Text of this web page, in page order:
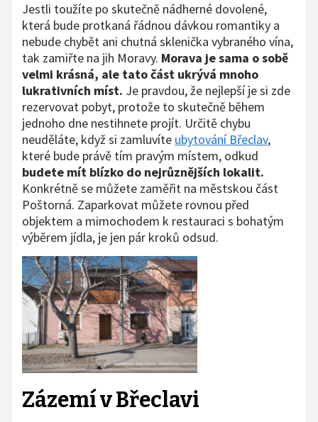
Jestli toužíte po skutečně nádherné dovolené,
která bude protkaná řádnou dávkou romantiky a
nebude chybět ani chutná sklenička vybraného vína,
tak zamiřte na jih Moravy. Morava je sama o sobě
velmi krásná, ale tato část ukrývá mnoho
lukrativních míst. Je pravdou, že nejlepší je si zde
rezervovat pobyt, protože to skutečně během
jednoho dne nestihnete projít. Určitě chybu
neuděláte, když si zamluvíte ubytování Břeclav,
které bude právě tím pravým místem, odkud
budete mít blízko do nejrůznějších lokalit.
Konkrétně se můžete zaměřit na městskou část
Poštorná. Zaparkovat můžete rovnou před
objektem a mimochodem k restauraci s bohatým
výběrem jídla, je jen pár kroků odsud.
Zázemí v Břeclavi